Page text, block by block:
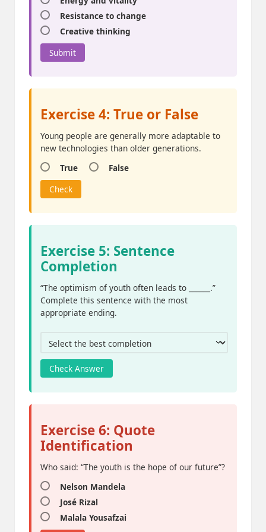
Resistance to change
Creative thinking
Submit
Exercise 4: True or False
Young people are generally more adaptable to
new technologies than older generations.
True
False
Check
Exercise 5: Sentence
Completion
“The optimism of youth often leads to ______.”
Complete this sentence with the most
appropriate ending.
Check Answer
Exercise 6: Quote
Identification
Who said: “The youth is the hope of our future”?
Nelson Mandela
José Rizal
Malala Yousafzai